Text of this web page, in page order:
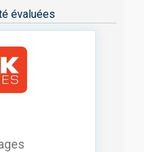
évaluées